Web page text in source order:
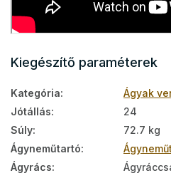
Kiegészítő paraméterek
Kategória:
Ágyak
Jótállás:
24
Súly:
72.7 kg
Ágyneműtartó:
Ágyrács: